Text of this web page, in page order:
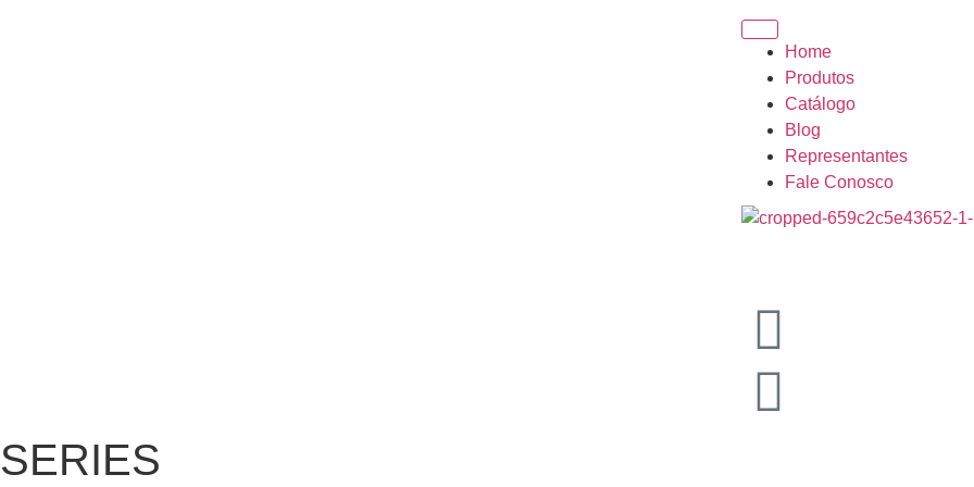
Home
Produtos
Catálogo
Blog
Representantes
Fale Conosco
SERIES